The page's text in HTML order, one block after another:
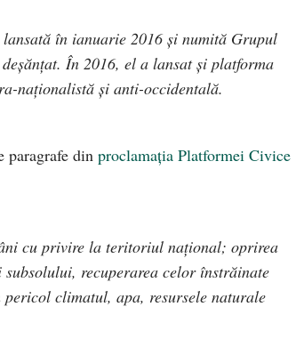
în ianuarie 2016 şi numită Grupul
În 2016, el a lansat şi platforma
naţionalistă şi anti-occidentală.
paragrafe din proclamația Platformei Civice
cu privire la teritoriul național; oprirea
recuperarea celor înstrăinate
climatul, apa, resursele naturale